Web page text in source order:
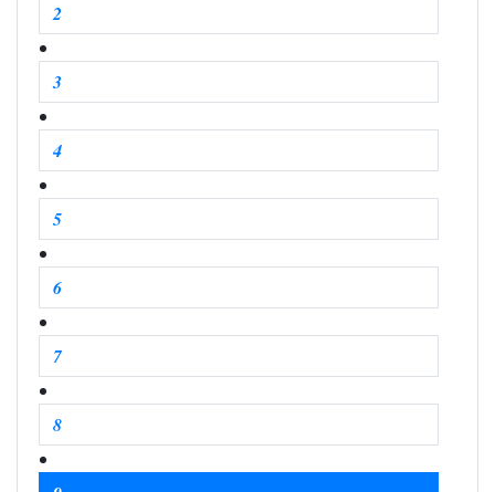
2
3
4
5
6
7
8